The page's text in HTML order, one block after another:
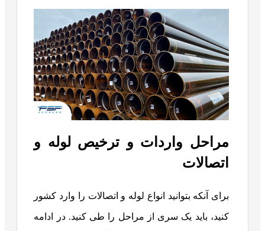
مراحل واردات و ترخیص لوله و
اتصالات
برای آنکه بتوانید انواع لوله و اتصالات را وارد کشور
کنید، باید یک سری از مراحل را طی کنید. در ادامه